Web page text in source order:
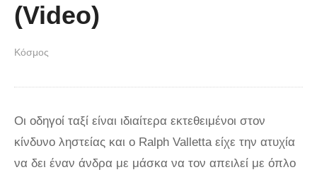
(Video)
Κόσμος
Οι οδηγοί ταξί είναι ιδιαίτερα εκτεθειμένοι στον
κίνδυνο ληστείας και ο Ralph Valletta είχε την ατυχία
να δει έναν άνδρα με μάσκα να τον απειλεί με όπλο